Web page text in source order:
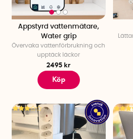
Appstyrd vattenmätare,
Water grip
Övervaka vattenförbrukning och
upptäck läckor
2495 kr
Köp